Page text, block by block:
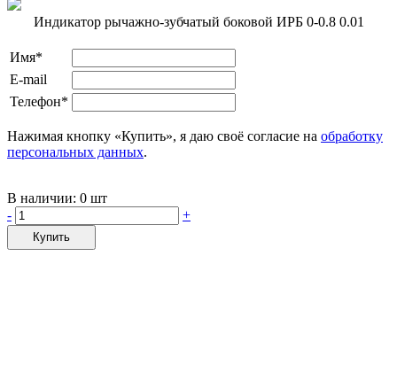
Индикатор рычажно-зубчатый боковой ИРБ 0-0.8 0.01
Имя*
E-mail
Телефон*
Нажимая кнопку «Купить», я даю своё согласие на обработку
персональных данных.
В наличии: 0 шт
-
+
Купить